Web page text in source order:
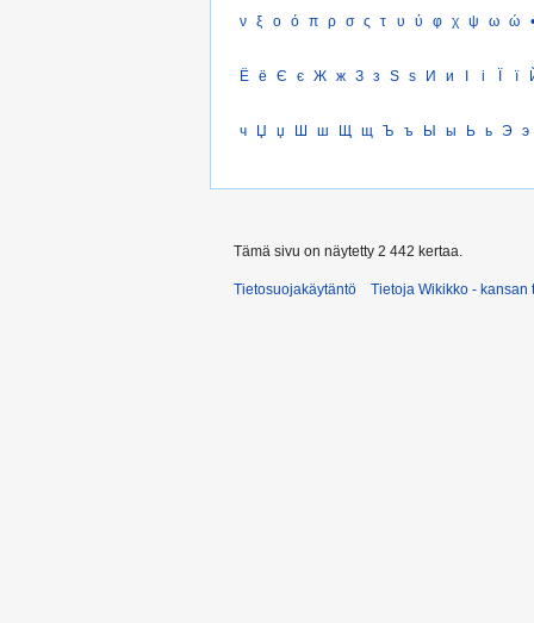
ν ξ ο ό π ρ σ ς τ υ ύ φ χ ψ ω ώ •
Ё ё Є є Ж ж З з Ѕ ѕ И и І і Ї ї
ч Џ џ Ш ш Щ щ Ъ ъ Ы ы Ь ь Э э
Tämä sivu on näytetty 2 442 kertaa.
Tietosuojakäytäntö Tietoja Wikikko - kansan